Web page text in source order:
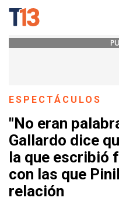
ESPECTÁCULOS
"No eran
Gallardo dice
la que escribió
con las que
relación